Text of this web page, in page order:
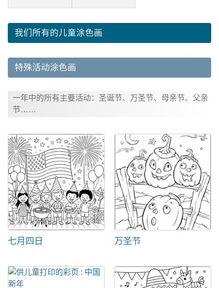
我们所有的儿童涂色画
特殊活动涂色画
一年中的所有主要活动：圣诞节、万圣节、母亲节、父亲
节……
七月四日 万圣节